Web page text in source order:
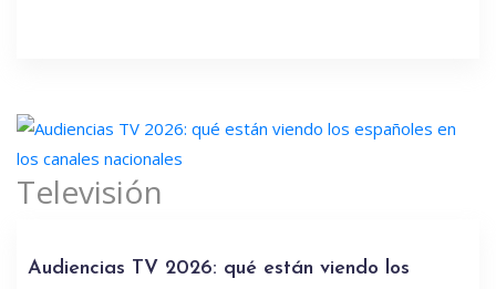
Televisión
Audiencias TV 2026: qué están viendo los